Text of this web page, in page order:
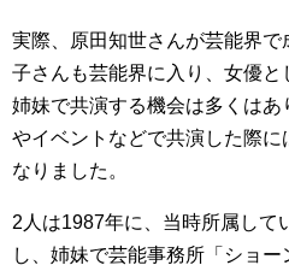
実際、原田知世さんが芸能界
子さんも芸能界に入り、女優と
姉妹で共演する機会は多くは
やイベントなどで共演した際に
なりました。
2人は1987年に、当時所属して
し、姉妹で芸能事務所「ショ